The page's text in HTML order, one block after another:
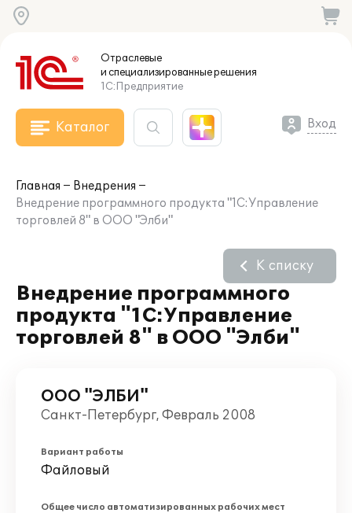
Отраслевые
и специализированныерешения
1С:Предприятие
Каталог Вход
Главная
Внедрения
Внедрение программного продукта "1С:Управление
торговлей 8" в ООО "Элби"
Внедрение программного
продукта "1С:Управление
торговлей 8" в ООО "Элби"
К списку
ООО "ЭЛБИ"
Санкт-Петербург, Февраль 2008
Вариант работы
Файловый
Общее число автоматизированных рабочих мест